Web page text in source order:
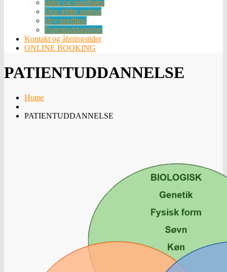
Børn og spædbørn
Den ældre patient
Dry needling
Patientuddannelse
Kontakt og åbningstider
ONLINE BOOKING
PATIENTUDDANNELSE
Home
PATIENTUDDANNELSE